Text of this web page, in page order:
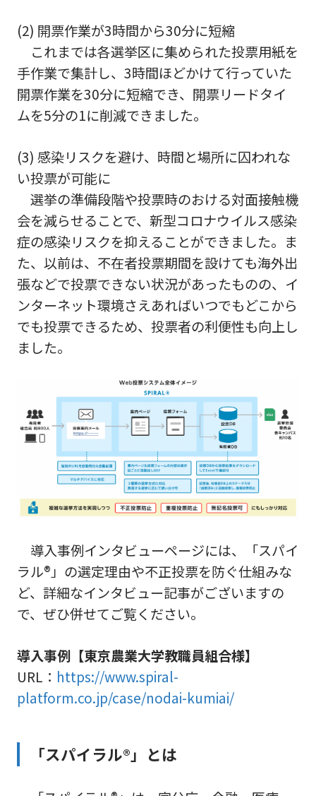
(2) 開票作業が3時間から30分に短縮
これまでは各選挙区に集められた投票用紙を
手作業で集計し、3時間ほどかけて行っていた
開票作業を30分に短縮でき、開票リードタイ
ムを5分の1に削減できました。
(3) 感染リスクを避け、時間と場所に囚われな
い投票が可能に
選挙の準備段階や投票時のおける対面接触機
会を減らせることで、新型コロナウイルス感染
症の感染リスクを抑えることができました。ま
た、以前は、不在者投票期間を設けても海外出
張などで投票できない状況があったものの、イ
ンターネット環境さえあればいつでもどこから
でも投票できるため、投票者の利便性も向上し
ました。
導入事例インタビューページには、「スパイ
ラル®」の選定理由や不正投票を防ぐ仕組みな
ど、詳細なインタビュー記事がございますの
で、ぜひ併せてご覧ください。
導入事例【東京農業大学教職員組合様】
URL： https://www.spiral-
platform.co.jp/case/nodai-kumiai/
「スパイラル®」とは